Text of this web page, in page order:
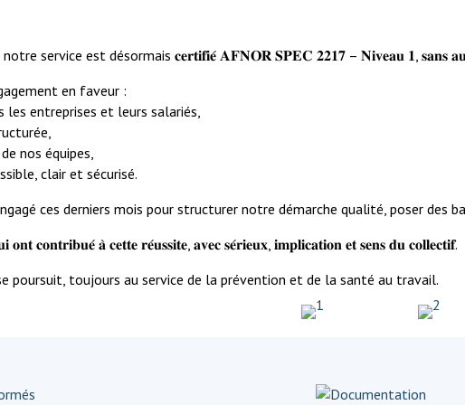
service est désormais 𝐜𝐞𝐫𝐭𝐢𝐟𝐢𝐞́ 𝐀𝐅𝐍𝐎𝐑 𝐒𝐏𝐄𝐂 𝟐𝟐𝟏𝟕 – 𝐍𝐢𝐯𝐞𝐚𝐮 𝟏, 𝐬𝐚𝐧𝐬
en faveur :
les entreprises et leurs salariés,
nos équipes,
clair et sécurisé.
ces derniers mois pour structurer notre démarche qualité, poser des
𝐜𝐨𝐧𝐭𝐫𝐢𝐛𝐮𝐞́ 𝐚̀ 𝐜𝐞𝐭𝐭𝐞 𝐫𝐞́𝐮𝐬𝐬𝐢𝐭𝐞, 𝐚𝐯𝐞𝐜 𝐬𝐞́𝐫𝐢𝐞𝐮𝐱, 𝐢𝐦𝐩𝐥𝐢𝐜𝐚𝐭𝐢𝐨𝐧 𝐞𝐭 𝐬𝐞𝐧𝐬 𝐝𝐮 𝐜𝐨𝐥𝐥𝐞𝐜𝐭𝐢𝐟.
se poursuit, toujours au service de la prévention et de la santé au travail.